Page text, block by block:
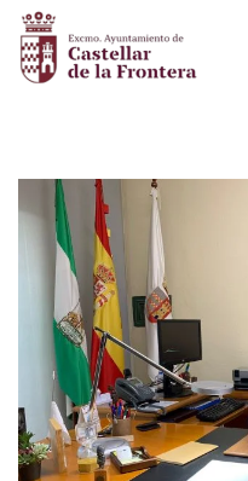
Skip to main content